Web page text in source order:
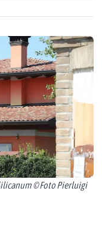
© Foto Pierluigi